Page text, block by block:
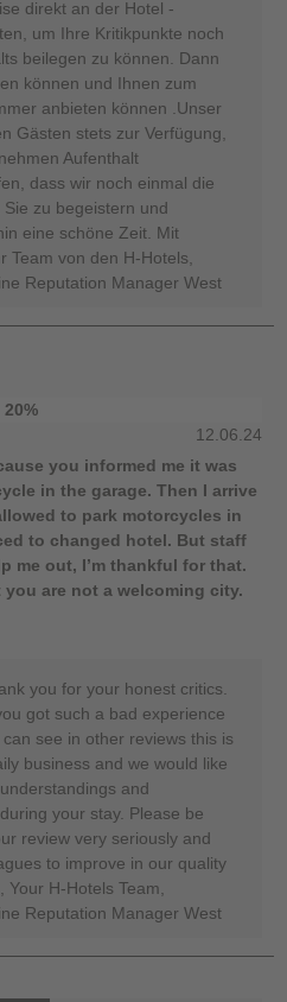
direkt an der Hotel -
um Ihre Kritikpunkte noch
beilegen zu können. Dann
können und Ihnen zum
anbieten können .Unser
Gästen stets zur Verfügung,
Aufenthalt
dass wir noch einmal die
zu begeistern und
eine schöne Zeit. Mit
von den H-Hotels,
Reputation Manager West
20%
12.06.24
you informed me it was
in the garage. Then I arrive
to park motorcycles in
to changed hotel. But staff
me out, I’m thankful for that.
are not a welcoming city.
you for your honest critics.
got such a bad experience
see in other reviews this is
business and we would like
and
your stay. Please be
review very seriously and
to improve in our quality
H-Hotels Team,
Reputation Manager West